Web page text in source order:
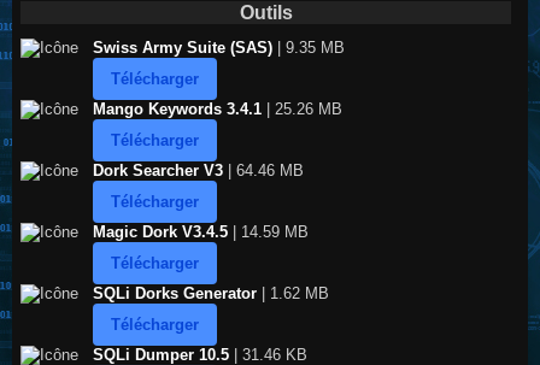
Outils
Swiss Army Suite (SAS)| 9.35 MB
Télécharger
Mango Keywords 3.4.1| 25.26 MB
Télécharger
Dork Searcher V3| 64.46 MB
Télécharger
Magic Dork V3.4.5| 14.59 MB
Télécharger
SQLi Dorks Generator| 1.62 MB
Télécharger
SQLi Dumper 10.5| 31.46 KB